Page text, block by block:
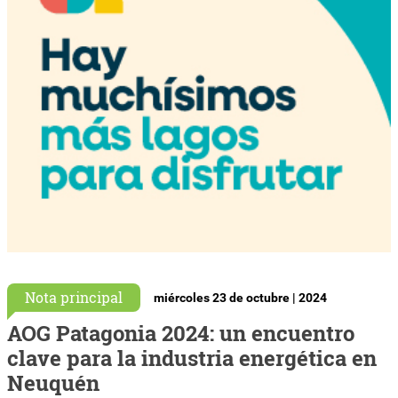
Nota principal miércoles 23 de octubre | 2024
AOG Patagonia 2024: un encuentro
clave para la industria energética en
Neuquén